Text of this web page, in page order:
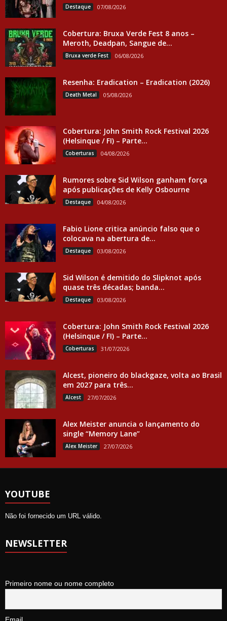
Destaque 07/08/2026
Cobertura: Bruxa Verde Fest 8 anos –
Meroth, Deadpan, Sangue de...
Bruxa verde Fest 06/08/2026
Resenha: Eradication – Eradication (2026)
Death Metal 05/08/2026
Cobertura: John Smith Rock Festival 2026
(Helsinque / FI) – Parte...
Coberturas 04/08/2026
Rumores sobre Sid Wilson ganham força
após publicações de Kelly Osbourne
Destaque 04/08/2026
Fabio Lione critica anúncio falso que o
colocava na abertura de...
Destaque 03/08/2026
Sid Wilson é demitido do Slipknot após
quase três décadas; banda...
Destaque 03/08/2026
Cobertura: John Smith Rock Festival 2026
(Helsinque / FI) – Parte...
Coberturas 31/07/2026
Alcest, pioneiro do blackgaze, volta ao Brasil
em 2027 para três...
Alcest 27/07/2026
Alex Meister anuncia o lançamento do
single “Memory Lane”
Alex Meister 27/07/2026
YOUTUBE
Não foi fornecido um URL válido.
NEWSLETTER
Primeiro nome ou nome completo